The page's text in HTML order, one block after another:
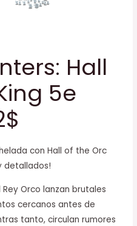
Hall
5e
con Hall of the Orc
detallados!
Orco lanzan brutales
cercanos antes de
tanto, circulan rumores